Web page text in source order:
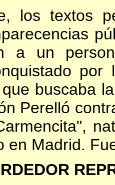
los textos
a un
buscaba
Perelló
en Madrid.